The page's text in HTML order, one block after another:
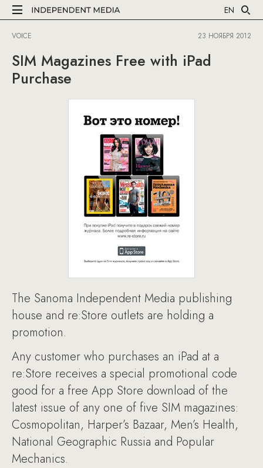
EN
VOICE 23 НОЯБРЯ 2012
SIM Magazines Free with iPad
Purchase
The Sanoma Independent Media publishing
house and re:Store outlets are holding a
promotion.
Any customer who purchases an iPad at a
re:Store receives a special promotional code
good for a free App Store download of the
latest issue of any one of five SIM magazines:
Cosmopolitan, Harper’s Bazaar, Men’s Health,
National Geographic Russia and Popular
Mechanics.